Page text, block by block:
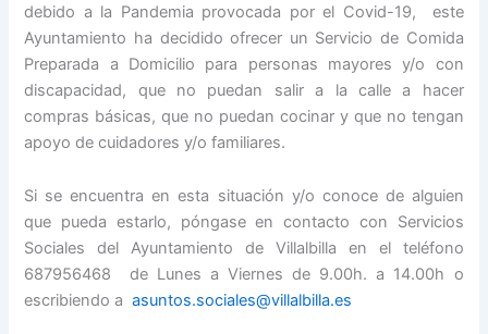
debido a la Pandemia provocada por el Covid-19, este
Ayuntamiento ha decidido ofrecer un Servicio de Comida
Preparada a Domicilio para personas mayores y/o con
discapacidad, que no puedan salir a la calle a hacer
compras básicas, que no puedan cocinar y que no tengan
apoyo de cuidadores y/o familiares.
Si se encuentra en esta situación y/o conoce de alguien
que pueda estarlo, póngase en contacto con Servicios
Sociales del Ayuntamiento de Villalbilla en el teléfono
687956468 de Lunes a Viernes de 9.00h. a 14.00h o
escribiendo aasuntos.sociales@villalbilla.es